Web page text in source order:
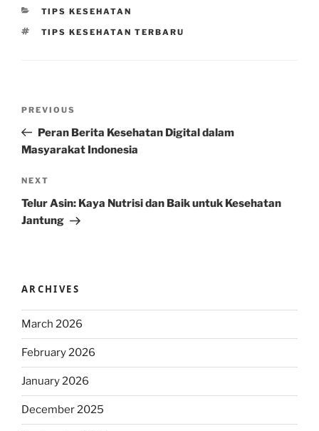
CATEGORIES
TIPS KESEHATAN
TAGS
TIPS KESEHATAN TERBARU
Previous
Post
PREVIOUS
Peran Berita Kesehatan Digital dalam
Masyarakat Indonesia
Next
Post
NEXT
Telur Asin: Kaya Nutrisi dan Baik untuk Kesehatan
Jantung
ARCHIVES
March 2026
February 2026
January 2026
December 2025